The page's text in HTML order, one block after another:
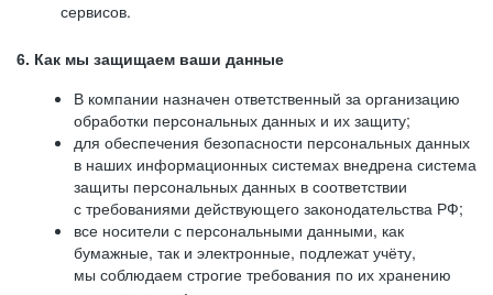
сервисов.
6. Как мы защищаем ваши данные
В компании назначен ответственный за организацию
обработки персональных данных и их защиту;
для обеспечения безопасности персональных данных
в наших информационных системах внедрена система
защиты персональных данных в соответствии
с требованиями действующего законодательства РФ;
все носители с персональными данными, как
бумажные, так и электронные, подлежат учёту,
мы соблюдаем строгие требования по их хранению